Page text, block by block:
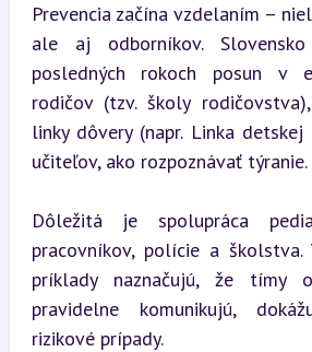
Prevencia začína vzdelaním –
ale aj odborníkov.
posledných rokoch posun v
rodičov (tzv. školy
linky dôvery (napr. Linka
učiteľov, ako rozpoznávať týranie.
Dôležitá je spolupráca
pracovníkov, polície a školstva.
príklady naznačujú, že tímy
pravidelne komunikujú,
rizikové prípady.